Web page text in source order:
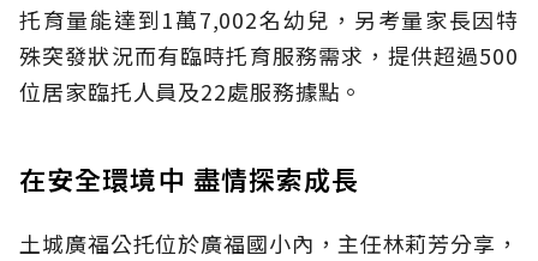
托育量能達到1萬7,002名幼兒，另考量家長因特
殊突發狀況而有臨時托育服務需求，提供超過500
位居家臨托人員及22處服務據點。
在安全環境中 盡情探索成長
土城廣福公托位於廣福國小內，主任林莉芳分享，